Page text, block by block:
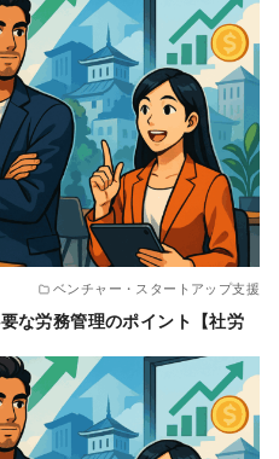
ベンチャー・スタートアップ支援
な労務管理のポイント【社労